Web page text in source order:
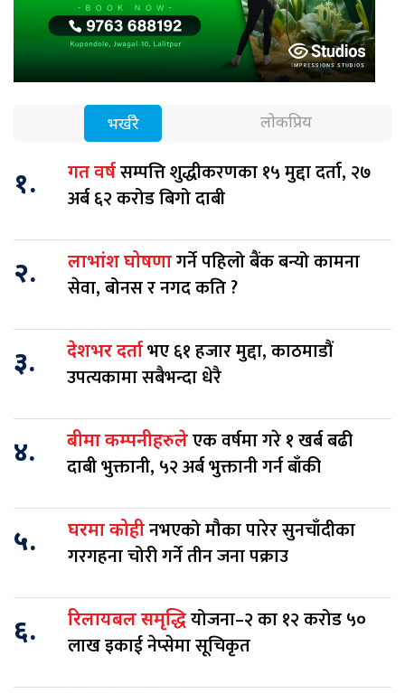
भर्खरै लोकप्रिय
१. गत वर्षसम्पत्ति शुद्धीकरणका १५ मुद्दा दर्ता, २७
अर्ब ६२ करोड बिगो दाबी
२. लाभांश घोषणागर्ने पहिलो बैंक बन्यो कामना
सेवा, बोनस र नगद कति ?
३. देशभर दर्ताभए ६१ हजार मुद्दा, काठमाडौं
उपत्यकामा सबैभन्दा धेरै
४. बीमा कम्पनीहरुलेएक वर्षमा गरे १ खर्ब बढी
दाबी भुक्तानी, ५२ अर्ब भुक्तानी गर्न बाँकी
५. घरमा कोहीनभएको मौका पारेर सुनचाँदीका
गरगहना चोरी गर्ने तीन जना पक्राउ
६. रिलायबल समृद्धियोजना–२ का १२ करोड ५०
लाख इकाई नेप्सेमा सूचिकृत